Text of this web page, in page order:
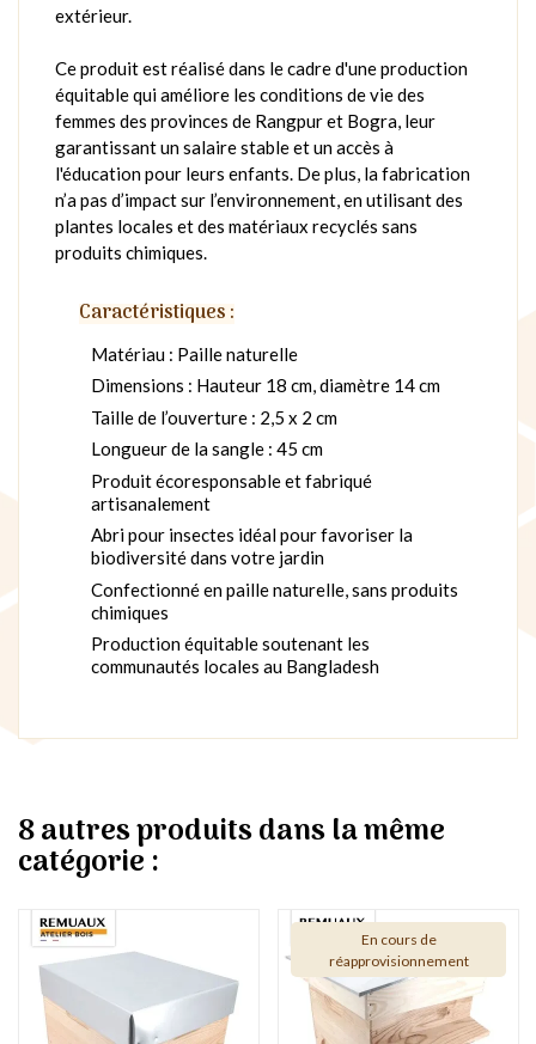
extérieur.
Ce produit est réalisé dans le cadre d'une production
équitable qui améliore les conditions de vie des
femmes des provinces de Rangpur et Bogra, leur
garantissant un salaire stable et un accès à
l'éducation pour leurs enfants. De plus, la fabrication
n’a pas d’impact sur l’environnement, en utilisant des
plantes locales et des matériaux recyclés sans
produits chimiques.
Caractéristiques :
Matériau : Paille naturelle
Dimensions : Hauteur 18 cm, diamètre 14 cm
Taille de l’ouverture : 2,5 x 2 cm
Longueur de la sangle : 45 cm
Produit écoresponsable et fabriqué
artisanalement
Abri pour insectes idéal pour favoriser la
biodiversité dans votre jardin
Confectionné en paille naturelle, sans produits
chimiques
Production équitable soutenant les
communautés locales au Bangladesh
8 autres produits dans la même
catégorie :
En cours de
réapprovisionnement